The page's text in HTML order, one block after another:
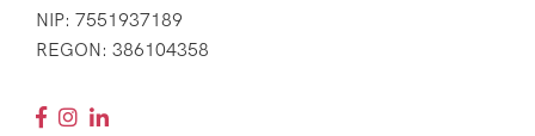
NIP: 7551937189
REGON: 386104358